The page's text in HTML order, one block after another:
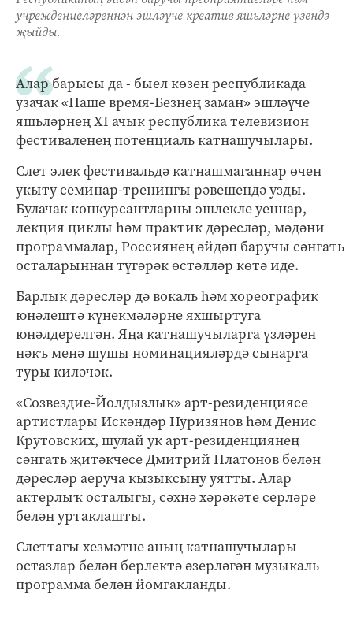
учреждениеләреннән эшләүче креатив яшьләрне үзендә
җыйды.
Алар барысы да - быел көзен республикада
узачак «Наше время-Безнең заман» эшләүче
яшьләрнең XI ачык республика телевизион
фестиваленең потенциаль катнашучылары.
Слет элек фестивальдә катнашмаганнар өчен
укыту семинар-тренингы рәвешендә узды.
Булачак конкурсантларны эшлекле уеннар,
лекция циклы һәм практик дәресләр, мәдәни
программалар, Россиянең әйдәп баручы сәнгать
осталарыннан түгәрәк өстәлләр көтә иде.
Барлык дәресләр дә вокаль һәм хореографик
юнәлештә күнекмәләрне яхшыртуга
юнәлдерелгән. Яңа катнашучыларга үзләрен
нәкъ менә шушы номинацияләрдә сынарга
туры киләчәк.
«Созвездие-Йолдызлык» арт-резиденциясе
артистлары Искәндәр Нуризянов һәм Денис
Крутовских, шулай ук арт-резиденциянең
сәнгать җитәкчесе Дмитрий Платонов белән
дәресләр аеруча кызыксыну уятты. Алар
актерлыҡ осталыгы, сәхнә хәрәкәте серләре
белән уртаклашты.
Слеттагы хезмәтне аның катнашучылары
остазлар белән берлектә әзерләгән музыкаль
программа белән йомгакланды.